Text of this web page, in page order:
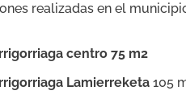
realizadas en el
centro 75 m2
Lamierreketa 105